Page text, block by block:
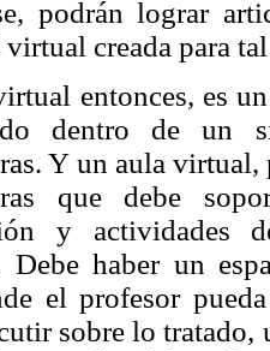
podrán lograr
creada para
entonces, es
dentro de un
Y un aula virtual,
que debe
y actividades
Debe haber un
el profesor
sobre lo tratado,